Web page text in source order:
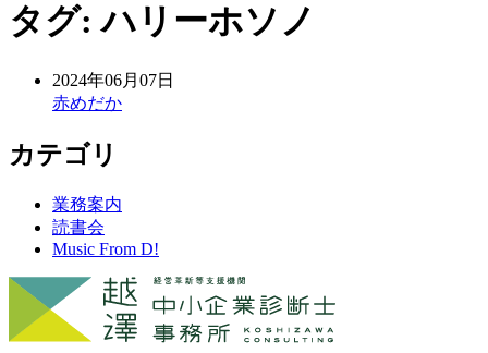
タグ:ハリーホソノ
2024年06月07日
赤めだか
カテゴリ
業務案内
読書会
Music From D!